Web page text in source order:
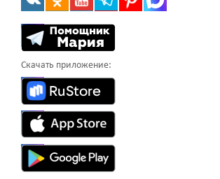
Скачать приложение: